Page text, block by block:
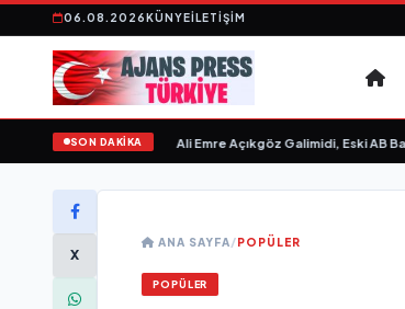
06.08.2026KÜNYEİLETIŞIM
SON DAKİKA
“ yayımlandı• Ali Emre Açıkgöz Galimidi, Eski AB
X
ANA SAYFA/POPÜLER
POPÜLER